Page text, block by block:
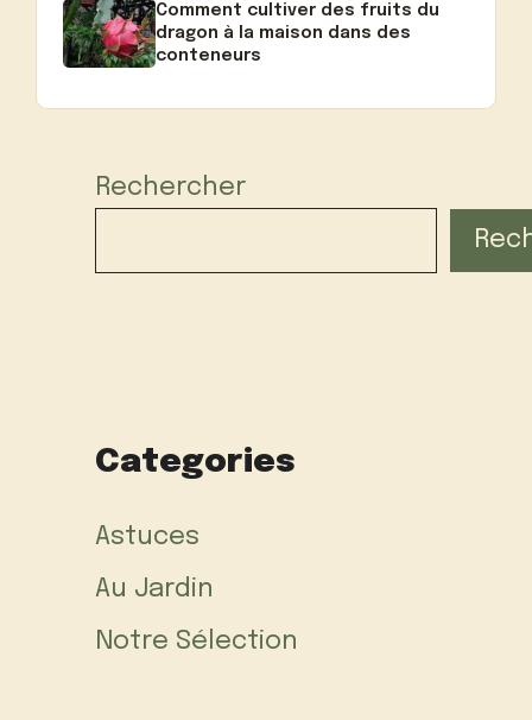
Comment cultiver des fruits du
dragon à la maison dans des
conteneurs
Rechercher
Categories
Astuces
Au Jardin
Notre Sélection